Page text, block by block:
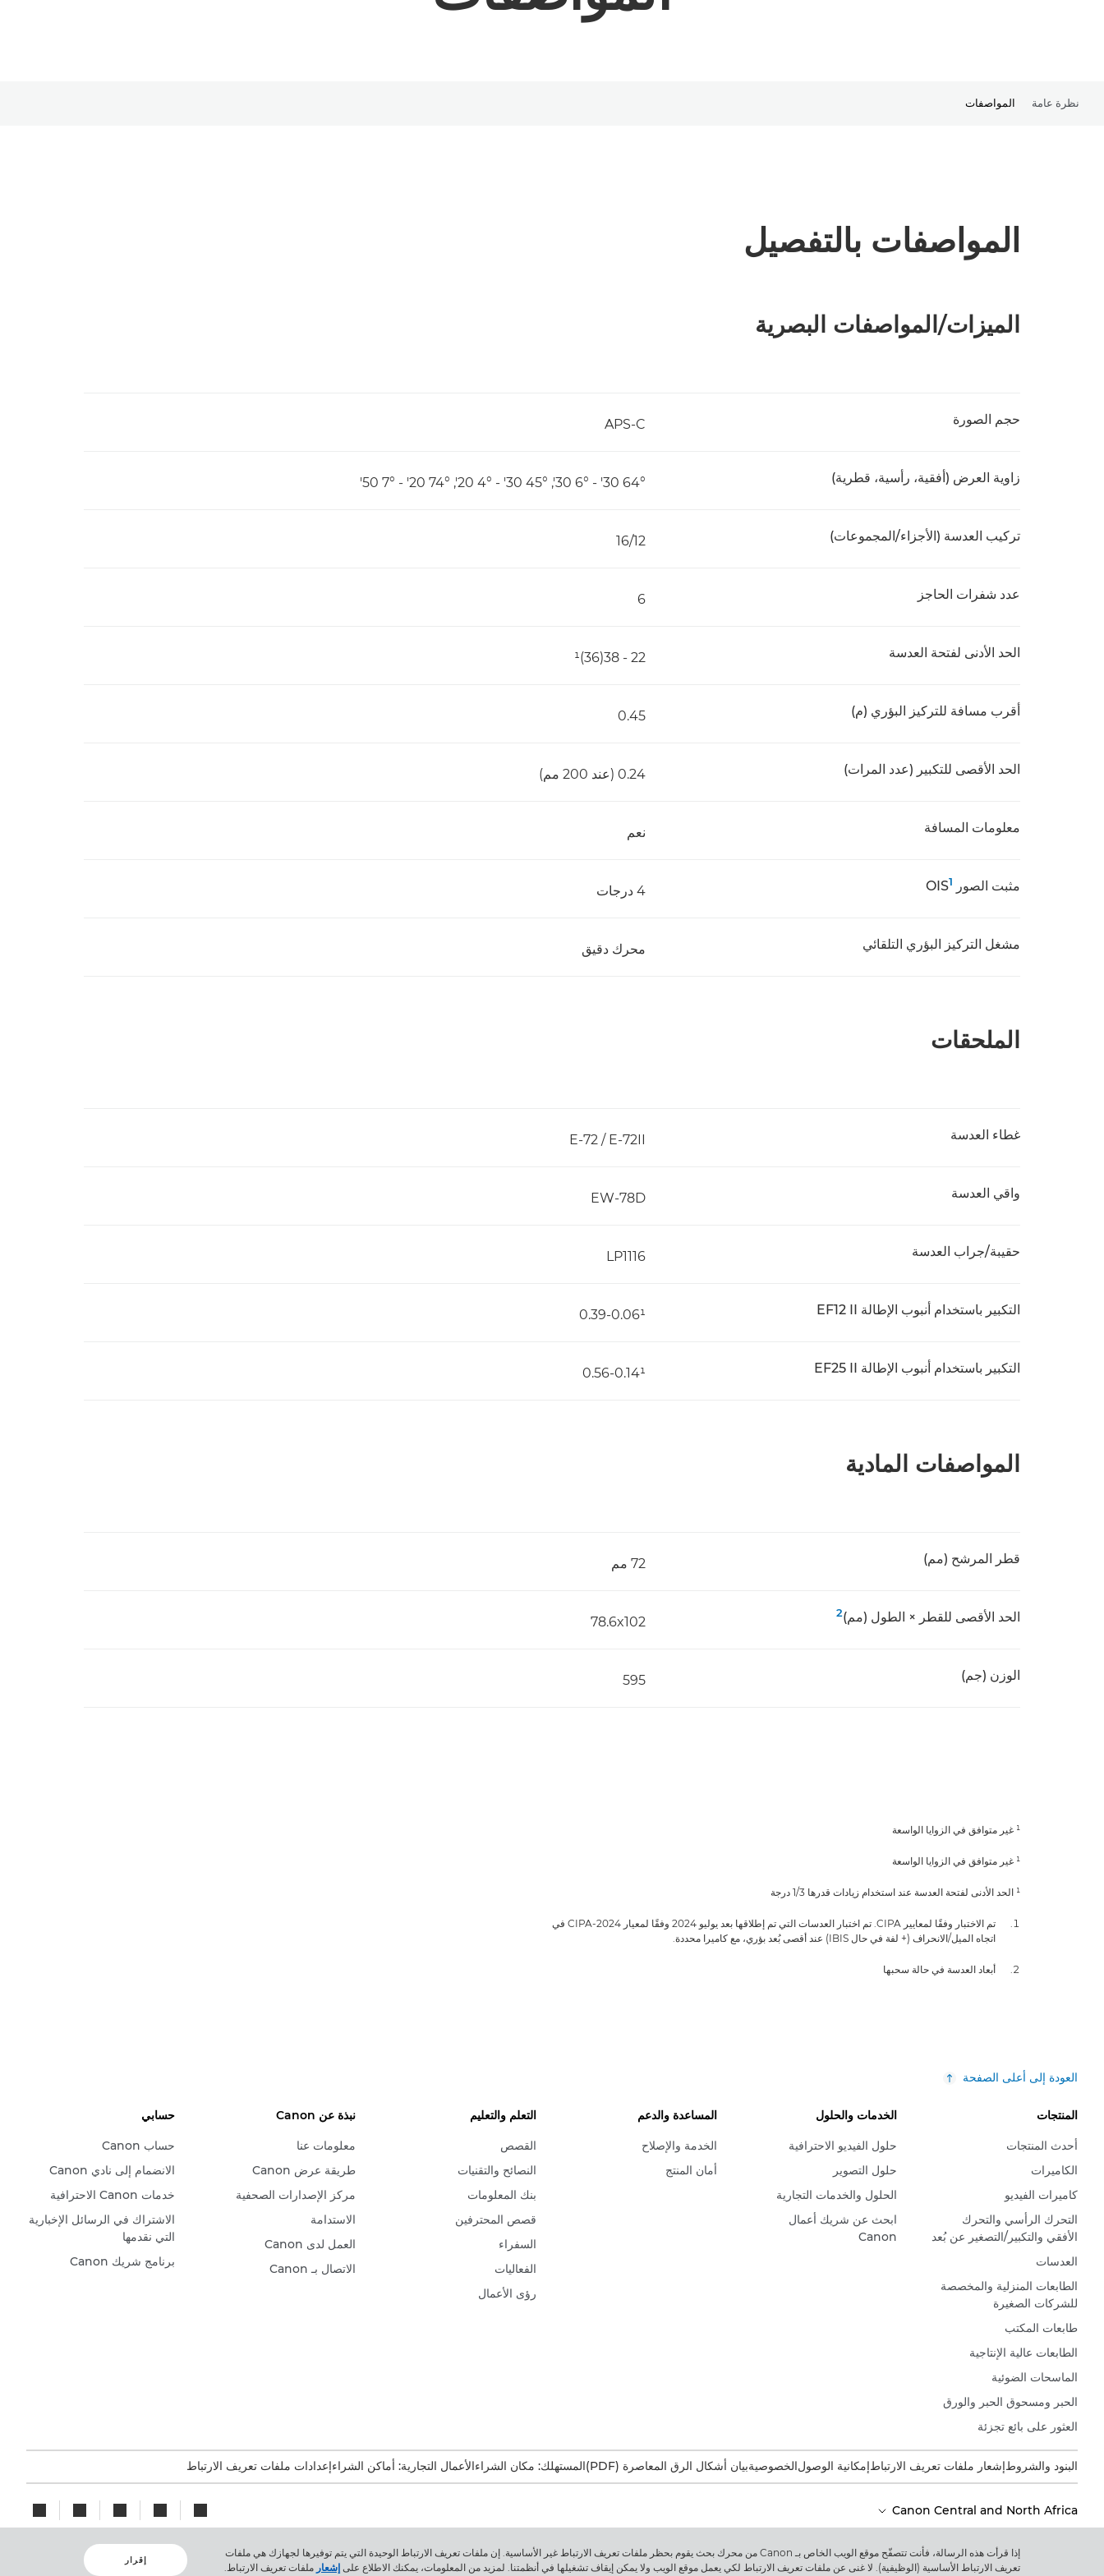
نظرة عامة المواصفات
المواصفات بالتفصيل
الميزات/المواصفات البصرية
حجم الصورة APS-C
زاوية العرض (أفقية، رأسية، قطرية) 64° 30' - 6° 30', 45° 30' - 4° 20', 74° 20' - 7° 50'
تركيب العدسة (الأجزاء/المجموعات) 16/12
عدد شفرات الحاجز 6
الحد الأدنى لفتحة العدسة 22 - 38(36)¹
أقرب مسافة للتركيز البؤري (م) 0.45
الحد الأقصى للتكبير (عدد المرات) 0.24 (عند 200 مم)
معلومات المسافة نعم
مثبت الصور OIS 1
4 درجات
مشغل التركيز البؤري التلقائي محرك دقيق
الملحقات
غطاء العدسة E-72 / E-72II
واقي العدسة EW-78D
حقيبة/جراب العدسة LP1116
التكبير باستخدام أنبوب الإطالة EF12 II 0.39-0.06¹
التكبير باستخدام أنبوب الإطالة EF25 II 0.56-0.14¹
المواصفات المادية
قطر المرشح (مم) 72 مم
الحد الأقصى للقطر × الطول (مم)2
78.6x102
الوزن (جم) 595
¹ غير متوافق في الزوايا الواسعة
¹ غير متوافق في الزوايا الواسعة
¹ الحد الأدنى لفتحة العدسة عند استخدام زيادات قدرها 1/3 درجة
تم الاختبار وفقًا لمعايير CIPA. تم اختبار العدسات التي تم إطلاقها بعد يوليو 2024 وفقًا لمعيار CIPA-2024 في
اتجاه الميل/الانحراف (+ لفة في حال IBIS) عند أقصى بُعد بؤري، مع كاميرا محددة.
أبعاد العدسة في حالة سحبها
إذا قرأت هذه الرسالة، فأنت تتصفّح موقع الويب الخاص بـ Canon من محرك بحث يقوم بحظر ملفات تعريف الارتباط غير الأساسية. إن ملفات تعريف الارتباط الوحيدة التي يتم توفيرها لجهازك هي ملفات
تعريف الارتباط الأساسية (الوظيفية). لا غنى عن ملفات تعريف الارتباط لكي يعمل موقع الويب ولا يمكن إيقاف تشغيلها في أنظمتنا. لمزيد من المعلومات، يمكنك الاطلاع على إشعار ملفات تعريف الارتباط.
إقرار
العودة إلى أعلى الصفحة
المنتجات
أحدث المنتجات
الكاميرات
كاميرات الفيديو
التحرك الرأسي والتحرك
الأفقي والتكبير/التصغير عن بُعد
العدسات
الطابعات المنزلية والمخصصة
للشركات الصغيرة
طابعات المكتب
الطابعات عالية الإنتاجية
الماسحات الضوئية
الحبر ومسحوق الحبر والورق
العثور على بائع تجزئة
الخدمات والحلول
حلول الفيديو الاحترافية
حلول التصوير
الحلول والخدمات التجارية
ابحث عن شريك أعمال
Canon
المساعدة والدعم
الخدمة والإصلاح
أمان المنتج
التعلم والتعليم
القصص
النصائح والتقنيات
بنك المعلومات
قصص المحترفين
السفراء
الفعاليات
رؤى الأعمال
نبذة عن Canon
معلومات عنا
طريقة عرض Canon
مركز الإصدارات الصحفية
الاستدامة
العمل لدى Canon
الاتصال بـ Canon
حسابي
حساب Canon
الانضمام إلى نادي Canon
خدمات Canon الاحترافية
الاشتراك في الرسائل الإخبارية
التي نقدمها
برنامج شريك Canon
البنود والشروطإشعار ملفات تعريف الارتباطإمكانية الوصولالخصوصيةبيان أشكال الرق المعاصرة (PDF) المستهلك: مكان الشراءالأعمال التجارية: أماكن الشراءإعدادات ملفات تعريف الارتباط
Canon Central and North Africa
حقوق الطبع والنشر 2026. جميع الحقوق محفوظة.